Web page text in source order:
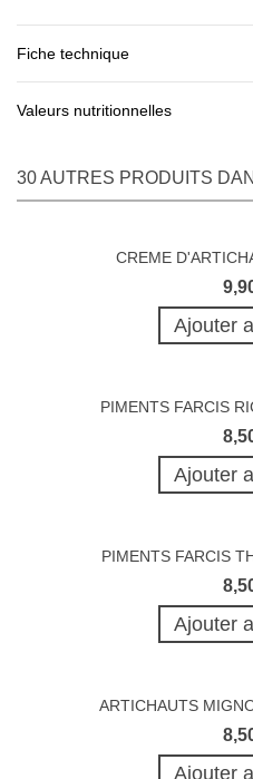
Fiche technique
Valeurs nutritionnelles
30 AUTRES PRODUITS
CREME
Ajouter
PIMENTS FARCIS
Ajouter
PIMENTS FARCIS
Ajouter
ARTICHAUTS
Ajouter